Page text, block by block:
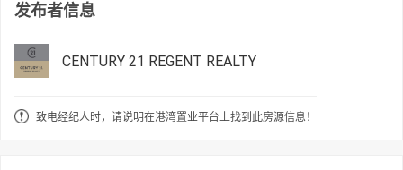
发布者信息
CENTURY 21 REGENT REALTY
致电经纪人时，请说明在港湾置业平台上找到此房源信息！